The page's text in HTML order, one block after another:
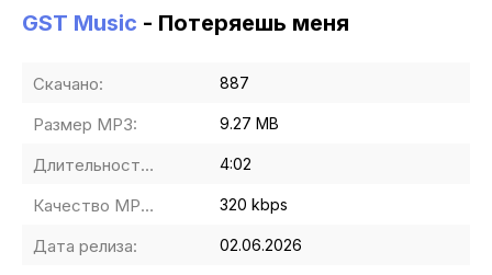
GST Music - Потеряешь меня
Скачано: 887
Размер MP3: 9.27 MB
Длительность MP3: 4:02
Качество MP3: 320 kbps
Дата релиза: 02.06.2026